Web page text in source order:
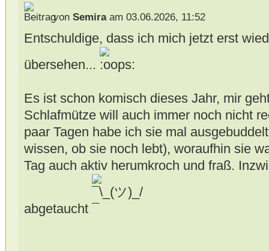
von Semiraam 03.06.2026, 11:52
Entschuldige, dass ich mich jetzt erst
übersehen...
Es ist schon komisch dieses Jahr, mir
Schlafmütze will auch immer noch nicht
paar Tagen habe ich sie mal
wissen, ob sie noch lebt), woraufhin sie
Tag auch aktiv herumkroch und fraß.
abgetaucht